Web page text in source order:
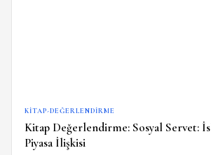
KITAP-DEĞERLENDIRME
Kitap Değerlendirme: Sosyal Servet:
Piyasa İlişkisi